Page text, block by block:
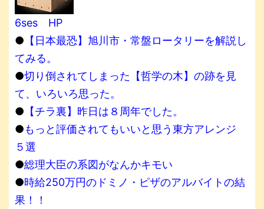
6ses HP
● 【日本最恐】旭川市・常盤ロータリーを解説し
てみる。
●切り倒されてしまった【哲学の木】の跡を見
て、いろいろ思った。
● 【チラ裏】昨日は８周年でした。
●もっと評価されてもいいと思う東方アレンジ
５選
●総理大臣の系図がなんかキモい
●時給250万円のドミノ・ピザのアルバイトの結
果！！